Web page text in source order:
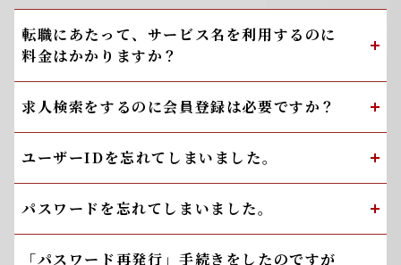
転職にあたって、サービス名を利用するのに
料金はかかりますか？
求人検索をするのに会員登録は必要ですか？
ユーザーIDを忘れてしまいました。
パスワードを忘れてしまいました。
「パスワード再発行」手続きをしたのですが